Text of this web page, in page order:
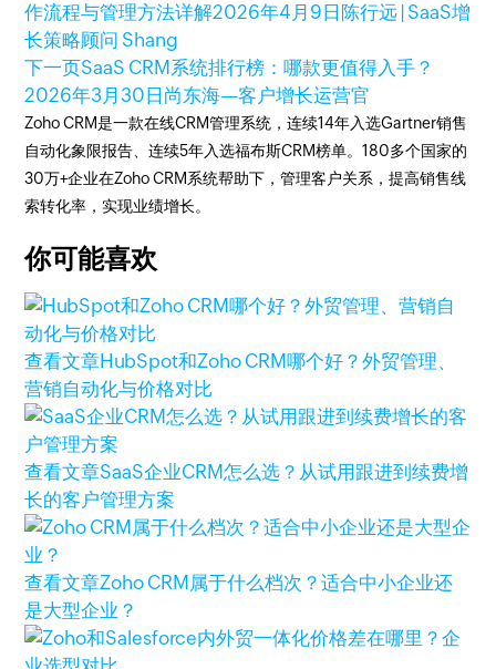
作流程与管理方法详解2026年4月9日 陈行远 | SaaS增
长策略顾问 Shang
下一页SaaS CRM系统排行榜：哪款更值得入手？
2026年3月30日 尚东海—客户增长运营官
Zoho CRM是一款在线CRM管理系统，连续14年入选Gartner销售
自动化象限报告、连续5年入选福布斯CRM榜单。180多个国家的
30万+企业在Zoho CRM系统帮助下，管理客户关系，提高销售线
索转化率，实现业绩增长。
你可能喜欢
查看文章HubSpot和Zoho CRM哪个好？外贸管理、
营销自动化与价格对比
查看文章SaaS企业CRM怎么选？从试用跟进到续费增
长的客户管理方案
查看文章Zoho CRM属于什么档次？适合中小企业还
是大型企业？